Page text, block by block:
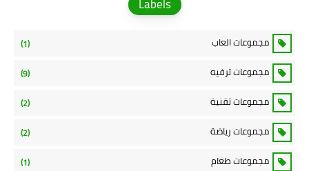
مجموعات العاب (1)
مجموعات ترفيه (9)
مجموعات تقنية (2)
مجموعات رياضة (2)
مجموعات طعام (1)